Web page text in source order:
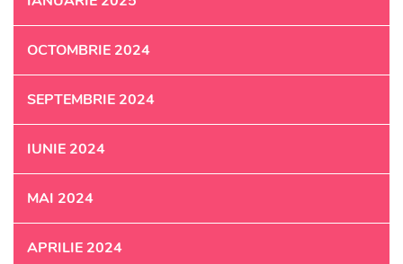
OCTOMBRIE 2024
SEPTEMBRIE 2024
IUNIE 2024
MAI 2024
APRILIE 2024